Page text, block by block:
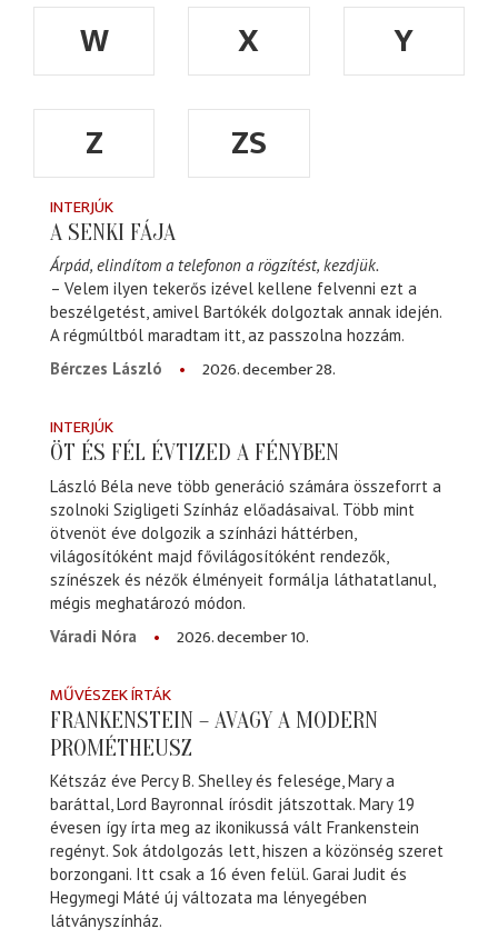
W X
Y
Z
ZS
INTERJÚK
A SENKI FÁJA
Árpád, elindítom a telefonon a rögzítést, kezdjük.
– Velem ilyen tekerős izével kellene felvenni ezt a
beszélgetést, amivel Bartókék dolgoztak annak idején.
A régmúltból maradtam itt, az passzolna hozzám.
Bérczes László
2026. december 28.
INTERJÚK
ÖT ÉS FÉL ÉVTIZED A FÉNYBEN
László Béla neve több generáció számára összeforrt a
szolnoki Szigligeti Színház előadásaival. Több mint
ötvenöt éve dolgozik a színházi háttérben,
világosítóként majd fővilágosítóként rendezők,
színészek és nézők élményeit formálja láthatatlanul,
mégis meghatározó módon.
Váradi Nóra
2026. december 10.
MŰVÉSZEK ÍRTÁK
FRANKENSTEIN – AVAGY A MODERN
PROMÉTHEUSZ
Kétszáz éve Percy B. Shelley és felesége, Mary a
baráttal, Lord Bayronnal írósdit játszottak. Mary 19
évesen így írta meg az ikonikussá vált Frankenstein
regényt. Sok átdolgozás lett, hiszen a közönség szeret
borzongani. Itt csak a 16 éven felül. Garai Judit és
Hegymegi Máté új változata ma lényegében
látványszínház.